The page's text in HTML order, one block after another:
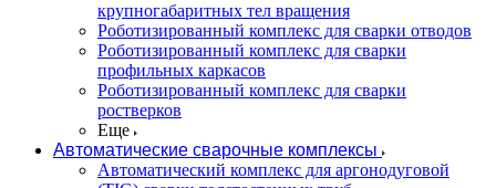
крупногабаритных тел вращения
Роботизированный комплекс для сварки отводов
Роботизированный комплекс для сварки
профильных каркасов
Роботизированный комплекс для сварки
ростверков
Еще
Автоматические сварочные комплексы
Автоматический комплекс для аргонодуговой